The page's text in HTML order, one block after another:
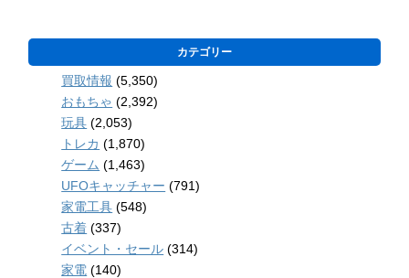
カテゴリー
買取情報 (5,350)
おもちゃ (2,392)
玩具 (2,053)
トレカ (1,870)
ゲーム (1,463)
UFOキャッチャー (791)
家電工具 (548)
古着 (337)
イベント・セール (314)
家電 (140)